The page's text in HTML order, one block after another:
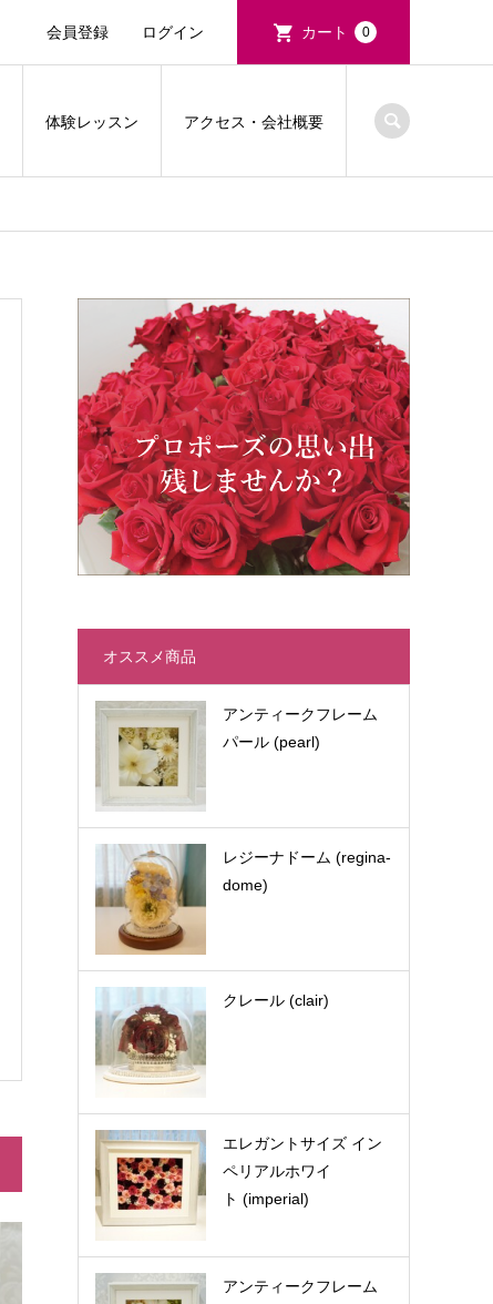
会員登録 ログイン カート 0
体験レッスン アクセス・会社概要
オススメ商品
アンティークフレーム
パール (pearl)
レジーナドーム (regina-
dome)
クレール (clair)
エレガントサイズ イン
ペリアルホワイ
ト (imperial)
アンティークフレーム